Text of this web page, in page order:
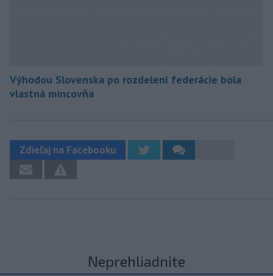
Výhodou Slovenska po rozdelení federácie bola
vlastná mincovňa
Zdieľaj na Facebooku
Neprehliadnite